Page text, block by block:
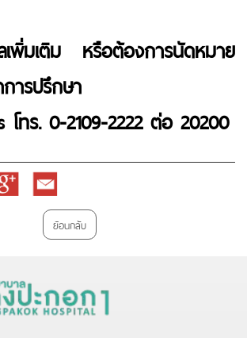
เพิ่มเติม หรือต้องการนัดหมาย
ารปรึกษา
โทร. 0-2109-2222 ต่อ 20200
Email
ย้อนกลับ